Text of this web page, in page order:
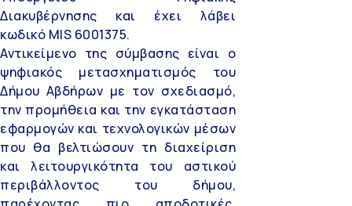
Διακυβέρνησης και έχει λάβει
κωδικό MIS 6001375.
Αντικείμενο της σύμβασης είναι ο
ψηφιακός μετασχηματισμός του
Δήμου Αβδήρων με τον σχεδιασμό,
την προμήθεια και την εγκατάσταση
εφαρμογών και τεχνολογικών μέσων
που θα βελτιώσουν τη διαχείριση
και λειτουργικότητα του αστικού
περιβάλλοντος του δήμου,